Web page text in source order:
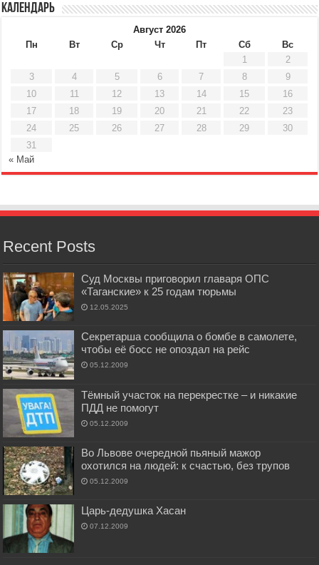
Календарь
Август 2026
Пн
Вт Ср Чт Пт Сб
Вс
1
2
3
4 5 6 7 8
9
10
11 12 13 14 15
16
17
18 19 20 21 22
23
24
25 26 27 28 29
30
31
« Май
Recent Posts
Суд Москвы приговорил главаря ОПС
«Таганские» к 25 годам тюрьмы
12.05.2025
Секретарша сообщила о бомбе в самолете,
чтобы её босс не опоздал на рейс
05.12.2009
Тёмный участок на перекрестке – и никакие
ПДД не помогут
05.12.2009
Во Львове очередной пьяный мажор
охотился на людей: к счастью, без трупов
05.12.2009
Царь-дедушка Хасан
07.12.2009